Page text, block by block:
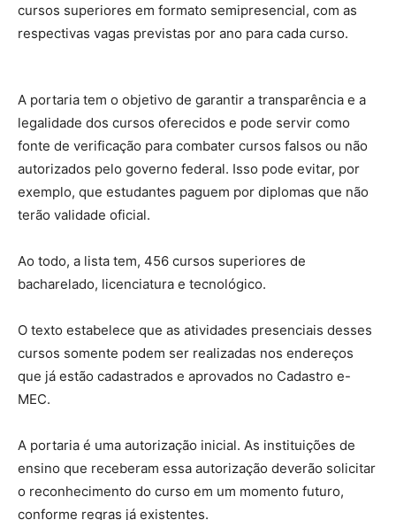
cursos superiores em formato semipresencial, com as
respectivas vagas previstas por ano para cada curso.
A portaria tem o objetivo de garantir a transparência e a
legalidade dos cursos oferecidos e pode servir como
fonte de verificação para combater cursos falsos ou não
autorizados pelo governo federal. Isso pode evitar, por
exemplo, que estudantes paguem por diplomas que não
terão validade oficial.
Ao todo, a lista tem, 456 cursos superiores de
bacharelado, licenciatura e tecnológico.
O texto estabelece que as atividades presenciais desses
cursos somente podem ser realizadas nos endereços
que já estão cadastrados e aprovados no Cadastro e-
MEC.
A portaria é uma autorização inicial. As instituições de
ensino que receberam essa autorização deverão solicitar
o reconhecimento do curso em um momento futuro,
conforme regras já existentes.